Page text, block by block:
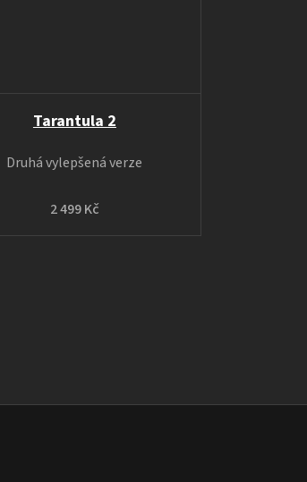
Tarantula 2
2 499 Kč
Druhá vylepšená verze